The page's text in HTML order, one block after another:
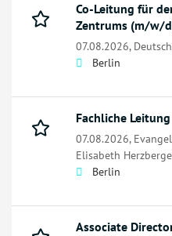
Co-Leitung für
Zentrums (m/w/
07.08.2026,
Berlin
Fachliche
07.08.2026,
Elisabeth
Berlin
Associate